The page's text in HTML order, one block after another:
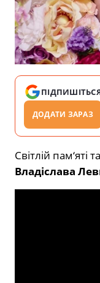
ДОДАТИ ЗАРАЗ
Світлій пам‘яті
Владіслава